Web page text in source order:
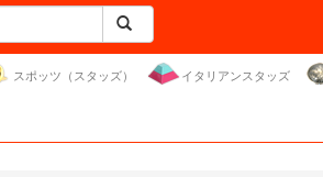
スポッツ（スタッズ） イタリアンスタッズ